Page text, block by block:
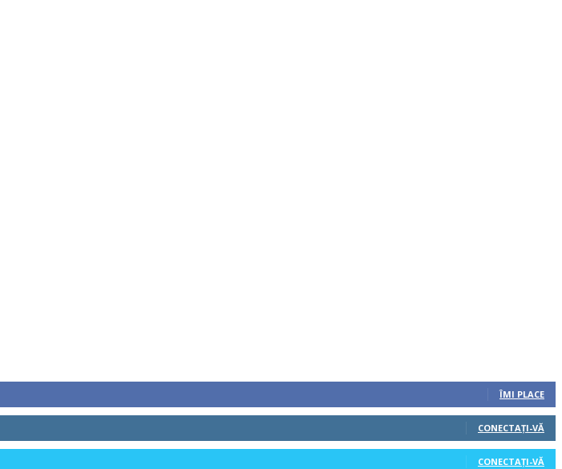
ÎMI PLACE
CONECTAȚI-VĂ
CONECTAȚI-VĂ